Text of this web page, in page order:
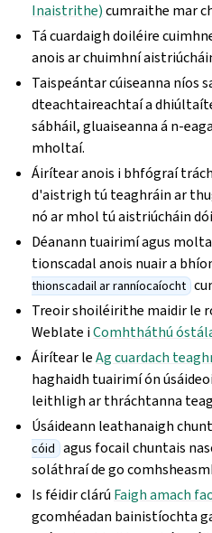
Inaistrithe)cumraithe mar
Tá cuardaigh doiléire
anois ar chuimhní
Taispeántar cúiseanna níos
dteachtaireachtaí a
sábháil, gluaiseanna á n-
mholtaí.
Áirítear anois i bhfógraí
d'aistrigh tú teaghráin ar
nó ar mhol tú aistriúcháin
Déanann tuairimí agus
tionscadal anois nuair a
thionscadail ar ranníocaíocht
Treoir shoiléirithe maidir le
Weblate iComhtháthú
Áirítear leAg cuardach
haghaidh tuairimí ón
leithligh ar thráchtanna
Úsáideann leathanaigh
cóid agus focail chuntais
soláthraí de go
Is féidir clárú Faigh amach
gcomhéadan bainistíochta